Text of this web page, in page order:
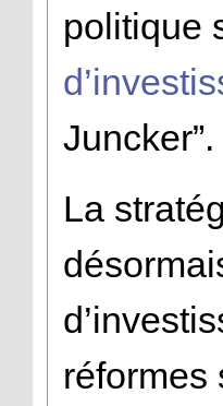
politique
Juncker”.
La
réformes